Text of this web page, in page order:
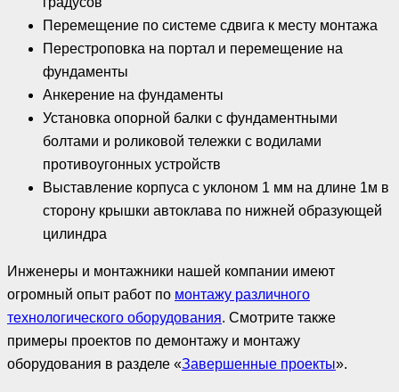
Перемещение по системе сдвига к месту монтажа
Перестроповка на портал и перемещение на
фундаменты
Анкерение на фундаменты
Установка опорной балки с фундаментными
болтами и роликовой тележки с водилами
противоугонных устройств
Выставление корпуса с уклоном 1 мм на длине 1м в
сторону крышки автоклава по нижней образующей
цилиндра
Инженеры и монтажники нашей компании имеют
огромный опыт работ по монтажу различного
технологического оборудования. Смотрите также
примеры проектов по демонтажу и монтажу
оборудования в разделе «Завершенные проекты».